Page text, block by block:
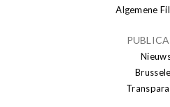
Algemene